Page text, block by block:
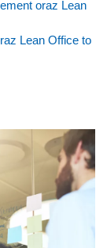
oraz Lean
Lean Office to